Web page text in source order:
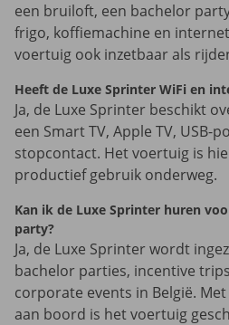
een bruiloft, een bachelor
frigo, koffiemachine en
voertuig ook inzetbaar als
Heeft de Luxe Sprinter WiFi en
Ja, de Luxe Sprinter beschikt
een Smart TV, Apple TV, USB-
stopcontact. Het voertuig is
productief gebruik onderweg.
Kan ik de Luxe Sprinter huren
party?
Ja, de Luxe Sprinter wordt
bachelor parties, incentive
corporate events in België.
aan boord is het voertuig